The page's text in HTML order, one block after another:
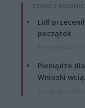
ZOBACZ
Lidl
początek
Pieniądze
Wnioski